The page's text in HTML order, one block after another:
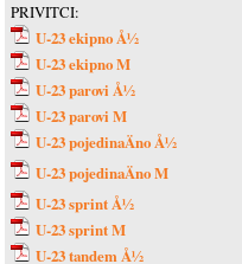
PRIVITCI:
U-23 ekipno Å½
U-23 ekipno M
U-23 parovi Å½
U-23 parovi M
U-23 pojedinaÄno Å½
U-23 pojedinaÄno M
U-23 sprint Å½
U-23 sprint M
U-23 tandem Å½